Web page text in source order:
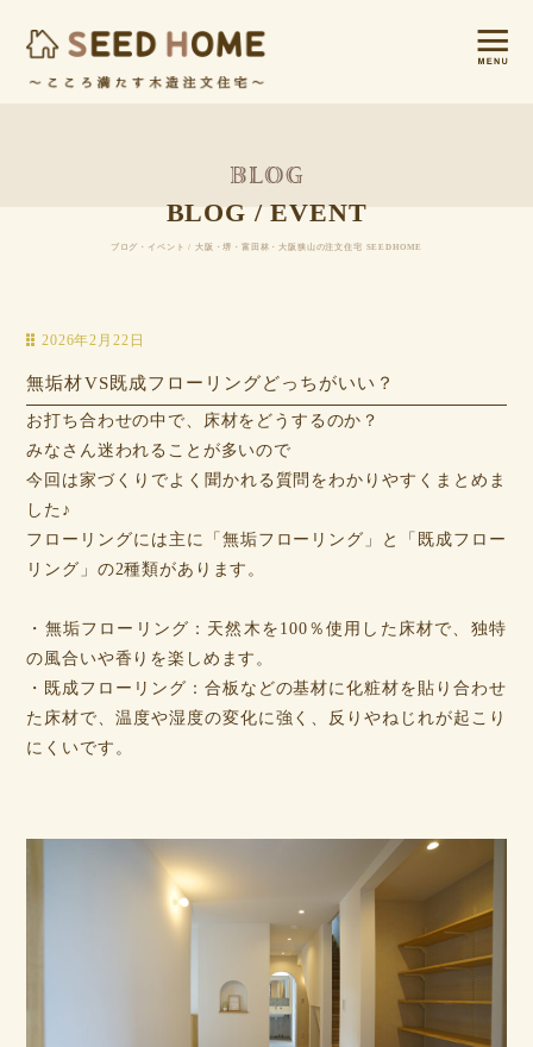
BLOG / EVENT
ブログ・イベント / 大阪・堺・富田林・大阪狭山の注文住宅 SEEDHOME
2026年2月22日
無垢材VS既成フローリングどっちがいい？
お打ち合わせの中で、床材をどうするのか？
みなさん迷われることが多いので
今回は家づくりでよく聞かれる質問をわかりやすくまとめま
した♪
フローリングには主に「無垢フローリング」と「既成フロー
リング」の2種類があります。
・無垢フローリング：天然木を100％使用した床材で、独特
の風合いや香りを楽しめます。
・既成フローリング：合板などの基材に化粧材を貼り合わせ
た床材で、温度や湿度の変化に強く、反りやねじれが起こり
にくいです。